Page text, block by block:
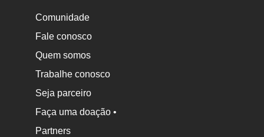
Comunidade
Fale conosco
Quem somos
Trabalhe conosco
Seja parceiro
Faça uma doação •
Partners